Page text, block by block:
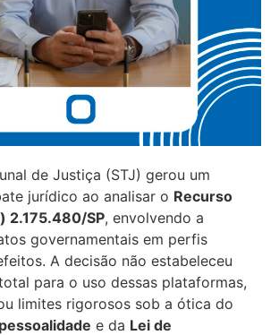
de Justiça (STJ) gerou um
jurídico ao analisar o Recurso
2.175.480/SP, envolvendo a
governamentais em perfis
A decisão não estabeleceu
para o uso dessas plataformas,
limites rigorosos sob a ótica do
e da Lei de